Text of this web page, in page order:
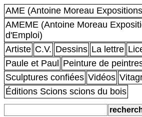
AME (Antoine Moreau
AMEME (Antoine Moreau
d'Emploi)
Artiste C.V. Dessins La lettre
Paule et Paul
Peinture de
Sculptures confiées Vidéos
Éditions Scions scions du bois